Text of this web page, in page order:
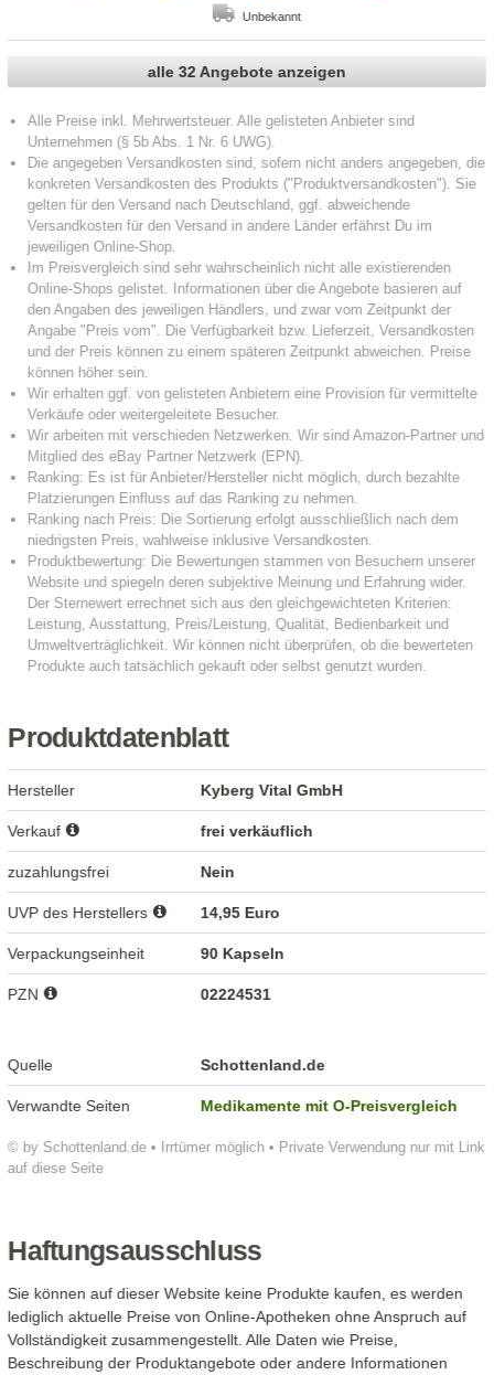
Unbekannt
alle 32 Angebote anzeigen
Produktdatenblatt
© by Schottenland.de • Irrtümer möglich • Private Verwendung nur mit Link
auf diese Seite
Hersteller Kyberg Vital GmbH
Verkauf frei verkäuflich
zuzahlungsfrei Nein
UVP des Herstellers 14,95 Euro
Verpackungseinheit 90 Kapseln
PZN 02224531
Quelle Schottenland.de
Verwandte Seiten Medikamente mit O-Preisvergleich
Haftungsausschluss
Sie können auf dieser Website keine Produkte kaufen, es werden
lediglich aktuelle Preise von Online-Apotheken ohne Anspruch auf
Vollständigkeit zusammengestellt. Alle Daten wie Preise,
Beschreibung der Produktangebote oder andere Informationen